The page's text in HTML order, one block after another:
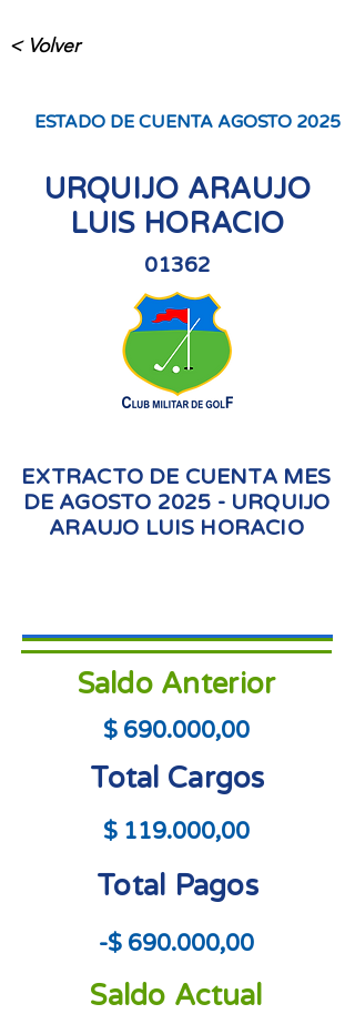
< Volver
ESTADO DE CUENTA AGOSTO 2025
URQUIJO ARAUJO
LUIS HORACIO
01362
EXTRACTO DE CUENTA MES
DE AGOSTO 2025 - URQUIJO
ARAUJO LUIS HORACIO
Saldo Anterior
$ 690.000,00
Total Cargos
$ 119.000,00
Total Pagos
-$ 690.000,00
Saldo Actual